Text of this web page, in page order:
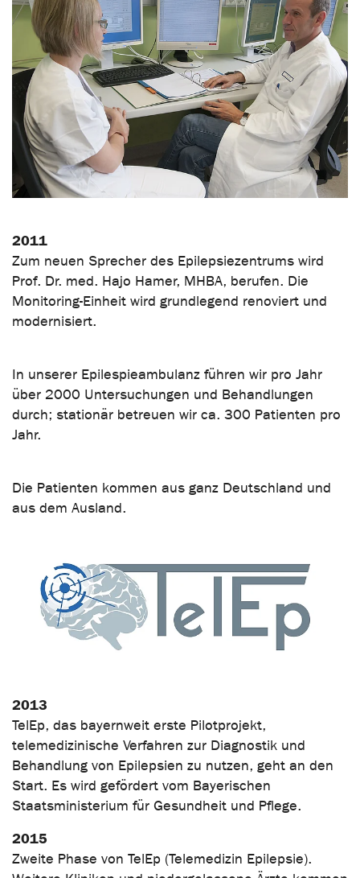
2011
Zum neuen Sprecher des Epilepsiezentrums wird
Prof. Dr. med. Hajo Hamer, MHBA, berufen. Die
Monitoring-Einheit wird grundlegend renoviert und
modernisiert.
In unserer Epilespieambulanz führen wir pro Jahr
über 2000 Untersuchungen und Behandlungen
durch; stationär betreuen wir ca. 300 Patienten pro
Jahr.
Die Patienten kommen aus ganz Deutschland und
aus dem Ausland.
2013
TelEp, das bayernweit erste Pilotprojekt,
telemedizinische Verfahren zur Diagnostik und
Behandlung von Epilepsien zu nutzen, geht an den
Start. Es wird gefördert vom Bayerischen
Staatsministerium für Gesundheit und Pflege.
2015
Zweite Phase von TelEp (Telemedizin Epilepsie).